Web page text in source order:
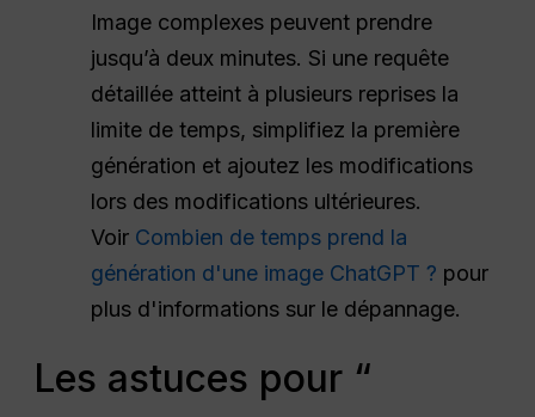
Image complexes peuvent prendre
jusqu’à deux minutes. Si une requête
détaillée atteint à plusieurs reprises la
limite de temps, simplifiez la première
génération et ajoutez les modifications
lors des modifications ultérieures.
Voir Combien de temps prend la
génération d'une image ChatGPT ? pour
plus d'informations sur le dépannage.
Les astuces pour “